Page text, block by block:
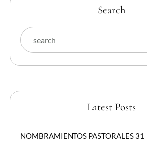
Search
Latest Posts
NOMBRAMIENTOS PASTORALES 31